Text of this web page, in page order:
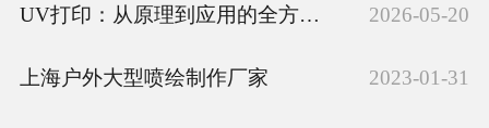
案例展示
荣誉资质
UV打印：从原理到应用的全方位解析 2026-05-20
上海户外大型喷绘制作厂家 2023-01-31